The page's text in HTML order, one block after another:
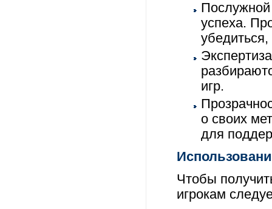
Послужной
успеха.
игр.
о своих
для
Чтобы
игрокам